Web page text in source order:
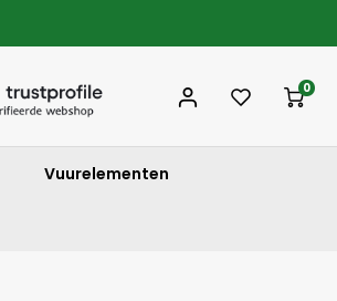
0
Vuurelementen